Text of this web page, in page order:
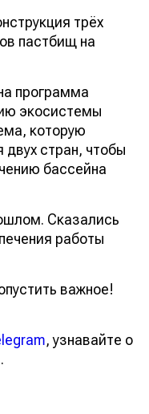
трёх
пастбищ на
программа
экосистемы
которую
стран, чтобы
бассейна
Сказались
работы
важное!
, узнавайте о
.